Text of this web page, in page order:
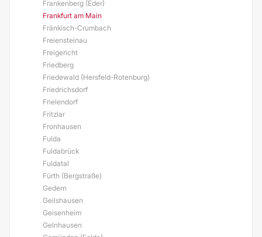
Frankenberg (Eder)
Frankfurt am Main
Fränkisch-Crumbach
Freiensteinau
Freigericht
Friedberg
Friedewald (Hersfeld-Rotenburg)
Friedrichsdorf
Frielendorf
Fritzlar
Fronhausen
Fulda
Fuldabrück
Fuldatal
Fürth (Bergstraße)
Gedern
Geilshausen
Geisenheim
Gelnhausen